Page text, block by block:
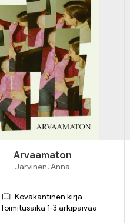
Arvaamaton
Järvinen, Anna
Kovakantinen kirja
Toimitusaika 1-3 arkipäivää